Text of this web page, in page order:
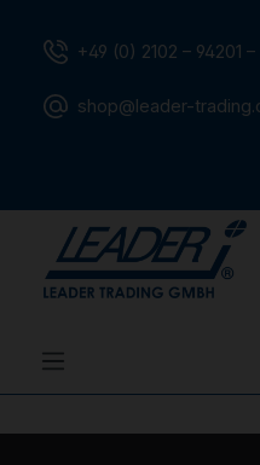
+49 (0) 2102 – 94201 –
shop@leader-